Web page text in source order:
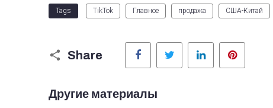
Tags TikTok Главное продажа США-Китай
Share
Facebook Twitter LinkedIn
Другие материалы